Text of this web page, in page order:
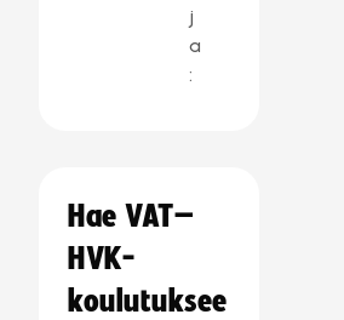
j
a
:
Hae VAT–
HVK-
koulutuksee